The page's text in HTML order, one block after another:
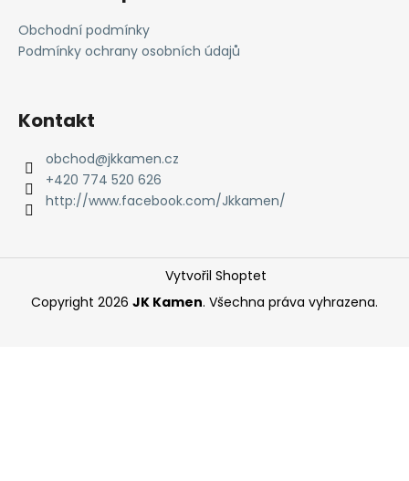
Obchodní podmínky
Podmínky ochrany osobních údajů
Kontakt
obchod@jkkamen.cz
+420 774 520 626
http://www.facebook.com/Jkkamen/
Vytvořil Shoptet
Copyright 2026 JK Kamen. Všechna práva vyhrazena.